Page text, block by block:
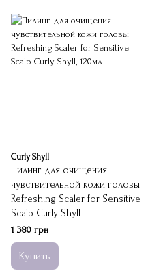
Curly Shyll
Пилинг для очищения
чувствительной кожи головы
Refreshing Scaler for Sensitive
Scalp Curly Shyll
1 380 грн
Купить